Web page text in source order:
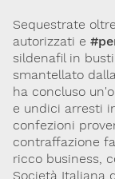
Sequestrate
autorizzati e
sildenafil in
smantellato
ha concluso
e undici arresti
confezioni
contraffazione
ricco business,
Società Italiana
Via Giovanni
20129, Milano
C.F.
P.I. 06792491000
Codice SDI:
T. 02-29520311
M.